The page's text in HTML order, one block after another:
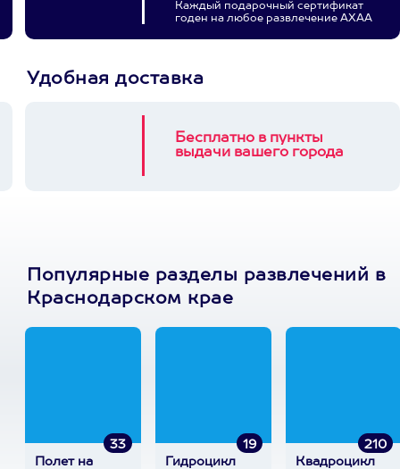
Каждый подарочный сертификат
годен на любое развлечение АХАА
Удобная доставка
Бесплатно в пункты
выдачи вашего города
Популярные разделы развлечений в
Краснодарском крае
33
Полет на
19
Гидроцикл
210
Квадроцикл